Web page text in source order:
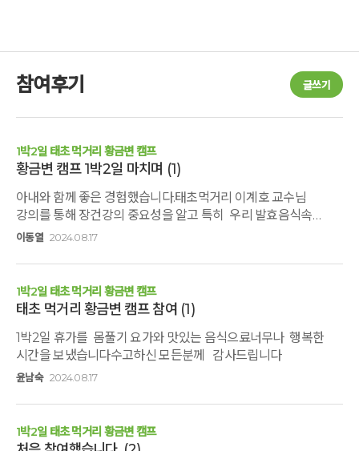
참여후기 글쓰기
1박2일 태초 먹거리 황금변 캠프
황금변 캠프 1박2일 마치며 (1)
아내와 함께 좋은 경험했습니다.태초먹거리 이계호 교수님
강의를 통해 장건강의 중요성을 알고 특히 우리 발효음식속
유익균에 대해서... 하토 마이 어싱으로 제 몸에 뭉친 근육들을 풀
프로그램입니다. 깊은산속 옹달샘을 통해 건강한 대한민국이
되었으면 합니다.감사합니다담에 또 뵐께요.
이동열 2024.08.17
1박2일 태초 먹거리 황금변 캠프
태초 먹거리 황금변 캠프 참여 (1)
1박2일 휴가를 몸풀기 요가와 맛있는 음식으료너무나 행복한
시간을 보냈습니다수고하신 모든분께 감사드립니다
윤남숙 2024.08.17
1박2일 태초 먹거리 황금변 캠프